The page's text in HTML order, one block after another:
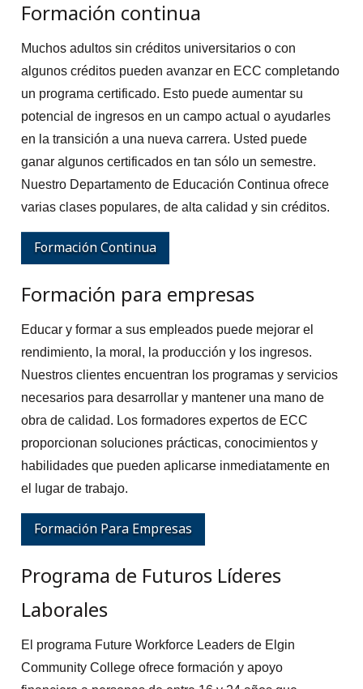
Formación continua
Muchos adultos sin créditos universitarios o con
algunos créditos pueden avanzar en ECC completando
un programa certificado. Esto puede aumentar su
potencial de ingresos en un campo actual o ayudarles
en la transición a una nueva carrera. Usted puede
ganar algunos certificados en tan sólo un semestre.
Nuestro Departamento de Educación Continua ofrece
varias clases populares, de alta calidad y sin créditos.
Formación Continua
Formación para empresas
Educar y formar a sus empleados puede mejorar el
rendimiento, la moral, la producción y los ingresos.
Nuestros clientes encuentran los programas y servicios
necesarios para desarrollar y mantener una mano de
obra de calidad. Los formadores expertos de ECC
proporcionan soluciones prácticas, conocimientos y
habilidades que pueden aplicarse inmediatamente en
el lugar de trabajo.
Formación Para Empresas
Programa de Futuros Líderes
Laborales
El programa Future Workforce Leaders de Elgin
Community College ofrece formación y apoyo